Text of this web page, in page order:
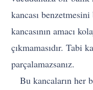
kancası
kancasının amacı
çıkmamasıdır. Tabi
parçalamazsanız.
Bu kancaların her